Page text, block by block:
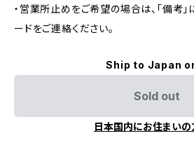
・営業所止めをご希望の場合は、「備考
ードをご連絡ください。
Ship to Japan
Sold out
日本国内にお住まいの